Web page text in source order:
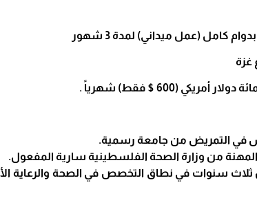
كامل (عمل ميداني) لمدة 3 شهور
غزة
أمريكي (600 $ فقط) شهرياً .
في التمريض من جامعة رسمية.
من وزارة الصحة الفلسطينية سارية المفعول.
ثلاث سنوات في نطاق التخصص في الصحة والرعاية